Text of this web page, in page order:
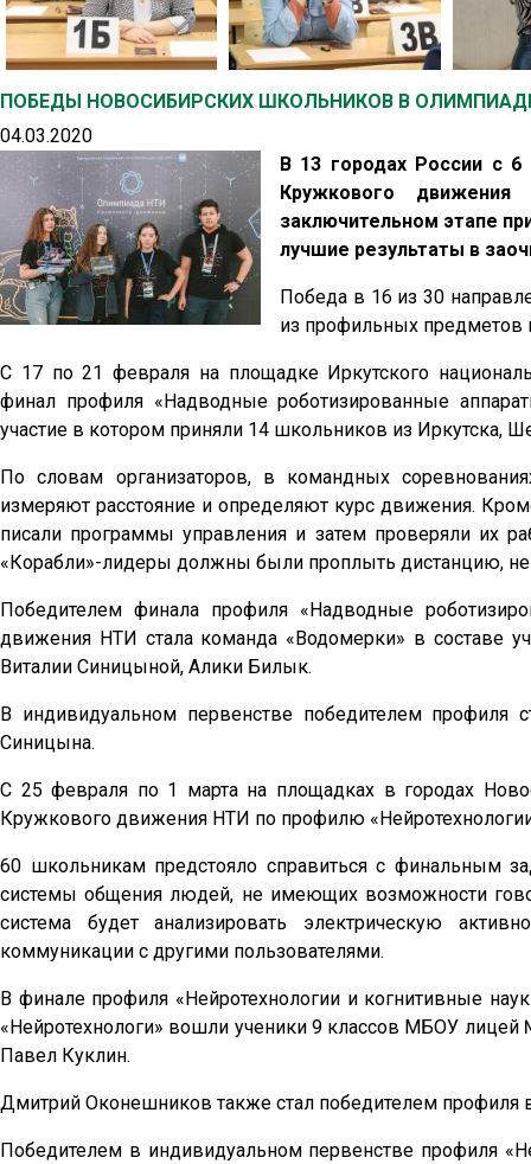
ПОБЕДЫ НОВОСИБИРСКИХ ШКОЛЬНИКОВ В
04.03.2020
В 13 городах России с
Кружкового движения
заключительном этапе
лучшие результаты в
Победа в 16 из 30
из профильных предметов
С 17 по 21 февраля на площадке Иркутского
финал профиля «Надводные роботизированные
участие в котором приняли 14 школьников из Иркутска,
По словам организаторов, в командных
измеряют расстояние и определяют курс движения.
писали программы управления и затем проверяли их
«Корабли»-лидеры должны были проплыть дистанцию, не
Победителем финала профиля «Надводные
движения НТИ стала команда «Водомерки» в
Виталии Синицыной, Алики Билык.
В индивидуальном первенстве победителем профиля
Синицына.
С 25 февраля по 1 марта на площадках в городах
Кружкового движения НТИ по профилю
60 школьникам предстояло справиться с финальным
системы общения людей, не имеющих возможности
система будет анализировать электрическую
коммуникации с другими пользователями.
В финале профиля «Нейротехнологии и когнитивные
«Нейротехнологи» вошли ученики 9 классов МБОУ
Павел Куклин.
Дмитрий Оконешников также стал победителем профиля
Победителем в индивидуальном первенстве профиля